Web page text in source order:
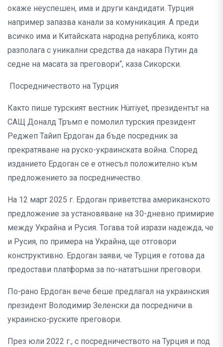
окаже неуспешен, има и други кандидати. Турция
например запазва канали за комуникация. А преди
всичко има и Китайската народна република, която
разполага с уникални средства да накара Путин да
седне на масата за преговори“, каза Сикорски.
Посредничеството на Турция
Както пише турският вестник Hürriyet, президентът на
САЩ Доналд Тръмп е помолил турския президент
Реджеп Тайип Ердоган да бъде посредник за
прекратяване на руско-украинската война. Според
изданието Ердоган се е отнесъл положително към
предложението за посредничество.
На 12 март 2025 г. Ердоган приветства американското
предложение за установяване на 30-дневно примирие
между Украйна и Русия. Тогава той изрази надежда, че
и Русия, по примера на Украйна, ще отговори
конструктивно. Ердоган заяви, че Турция е готова да
предостави платформа за по-нататъшни преговори.
По-рано Ердоган вече беше предлагал на украинския
президент Володимир Зеленски да посредничи в
украинско-руските преговори.
През юли 2022 г., с посредничеството на Турция и под